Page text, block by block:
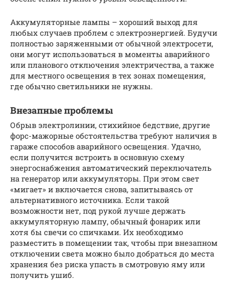
Аккумуляторные лампы – хороший выход для
любых случаев проблем с электроэнергией. Будучи
полностью заряженными от обычной электросети,
они могут использоваться в моменты аварийного
или планового отключения электричества, а также
для местного освещения в тех зонах помещения,
где обычно светильники не нужны.
Внезапные проблемы
Обрыв электролинии, стихийное бедствие, другие
форс-мажорные обстоятельства требуют наличия в
гараже способов аварийного освещения. Удачно,
если получится встроить в основную схему
энергоснабжения автоматический переключатель
на генератор или аккумуляторы. При этом свет
«мигает» и включается снова, запитываясь от
альтернативного источника. Если такой
возможности нет, под рукой лучше держать
аккумуляторную лампу, обычный фонарик или
хотя бы свечи со спичками. Их необходимо
разместить в помещении так, чтобы при внезапном
отключении света можно было добраться до места
хранения без риска упасть в смотровую яму или
получить ушиб.